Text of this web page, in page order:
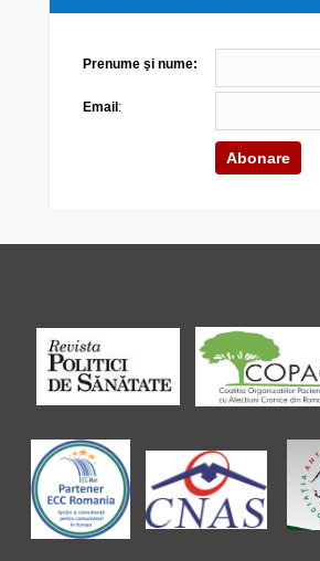
Prenume şi nume:
Email :